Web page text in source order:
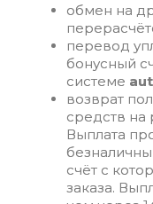
обмен на
перевод
бонусный
системе
возврат
средств на
Выплата
счёт с
заказа.